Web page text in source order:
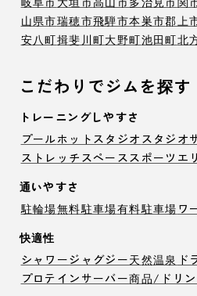
山県市瑞穂市飛騨市本巣市郡上
安八町揖斐川町大野町池田町北
こだわりでジムを探す
トレーニングしやすさ
プールホットスタジオ スタジオ
ストレッチスペーススポーツエ
通いやすさ
駐輪場無料駐車場有料駐車場 ワ
快適性
シャワージャグジー天然温泉 ド
プロテインサーバー商品/ドリ